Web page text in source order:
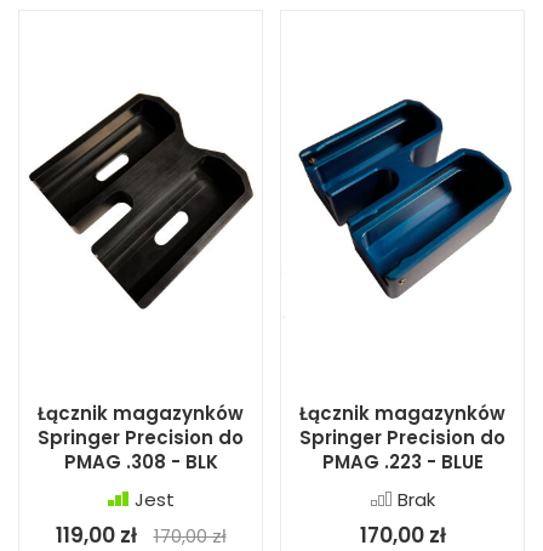
Łącznik magazynków
Springer Precision do
PMAG .308 - BLK
Jest
119,00 zł 170,00 zł
Łącznik magazynków
Springer Precision do
PMAG .223 - BLUE
Brak
170,00 zł